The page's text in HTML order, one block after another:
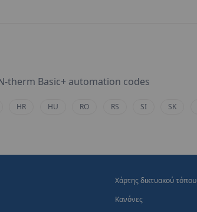
therm Basic+ automation codes
HR HU RO RS SI SK
Χάρτης δικτυακού τόπου
Κανόνες